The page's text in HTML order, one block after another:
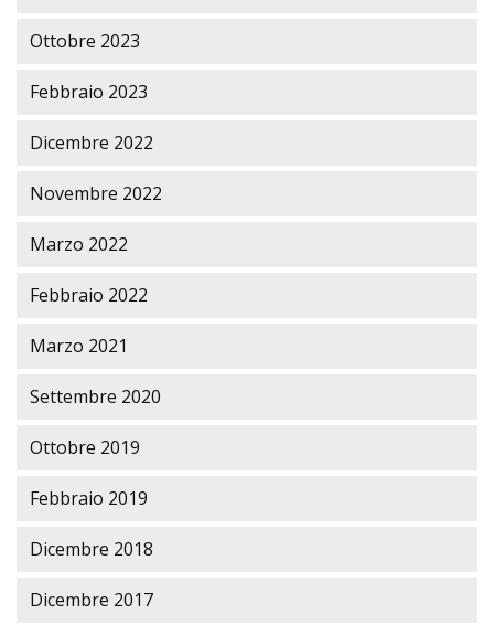
Ottobre 2023
Febbraio 2023
Dicembre 2022
Novembre 2022
Marzo 2022
Febbraio 2022
Marzo 2021
Settembre 2020
Ottobre 2019
Febbraio 2019
Dicembre 2018
Dicembre 2017